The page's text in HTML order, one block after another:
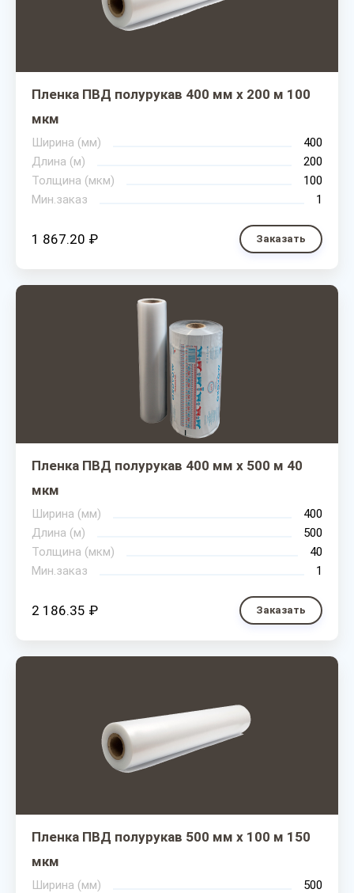
Пленка ПВД полурукав 400 мм х 200 м 100
мкм
Ширина (мм)
400
Длина (м)
200
Толщина (мкм)
100
Мин.заказ
1
1 867.20 ₽ Заказать
Пленка ПВД полурукав 400 мм х 500 м 40
мкм
Ширина (мм)
400
Длина (м)
500
Толщина (мкм)
40
Мин.заказ
1
2 186.35 ₽ Заказать
Пленка ПВД полурукав 500 мм х 100 м 150
мкм
Ширина (мм)
500